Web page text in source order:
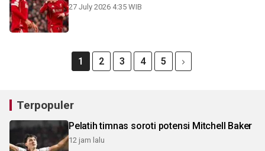
27 July 2026 4:35 WIB
1 2 3 4 5
Terpopuler
Pelatih timnas soroti potensi Mitchell Baker
12 jam lalu